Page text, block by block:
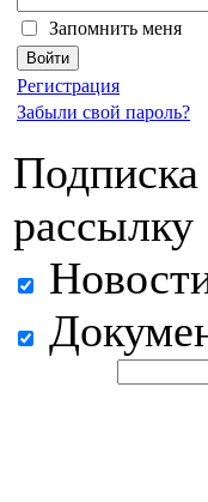
Запомнить меня
Регистрация
Забыли свой пароль?
Подписка
рассылку